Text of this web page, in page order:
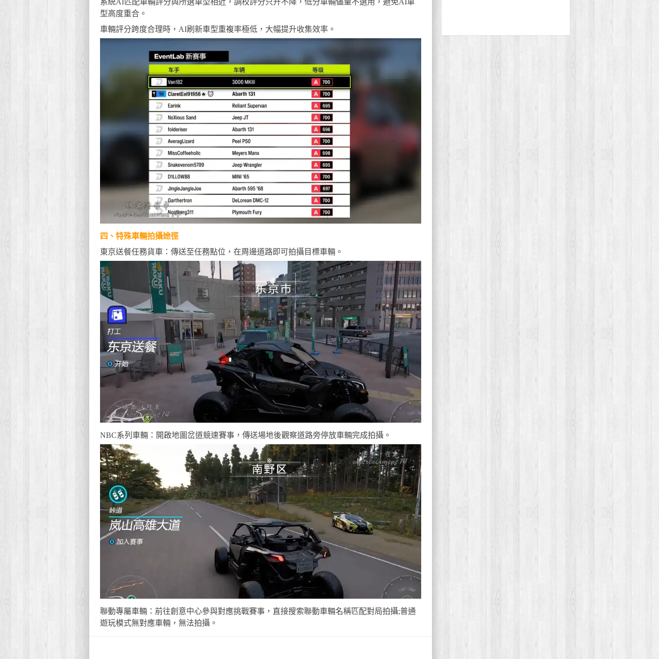
型高度重合。
車輛評分跨度合理時，AI刷新車型重複率極低，大幅提升收集效率。
四、特殊車輛拍攝途徑
東京送餐任務貨車：傳送至任務點位，在周邊道路即可拍攝目標車輛。
NBC系列車輛：開啟地圖岔道競速賽事，傳送場地後觀察道路旁停放車輛完成拍攝。
聯動專屬車輛：前往創意中心參與對應挑戰賽事，直接搜索聯動車輛名稱匹配對局拍攝;普通
遊玩模式無對應車輛，無法拍攝。